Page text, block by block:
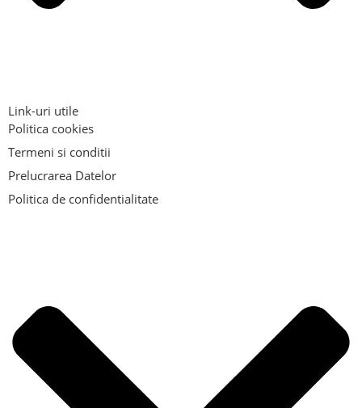
Link-uri utile
Politica cookies
Termeni si conditii
Prelucrarea Datelor
Politica de confidentialitate